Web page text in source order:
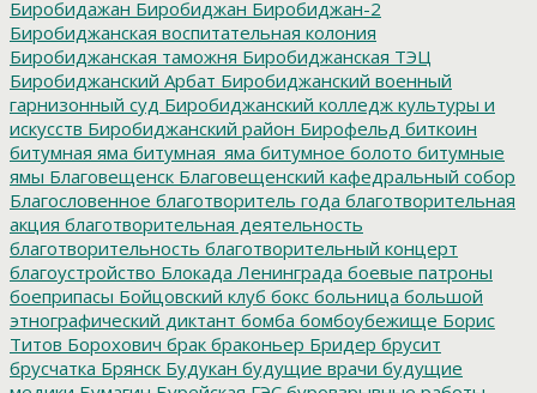
Биробидажан Биробиджан Биробиджан-2
Биробиджанская воспитательная колония
Биробиджанская таможня Биробиджанская ТЭЦ
Биробиджанский Арбат Биробиджанский военный
гарнизонный суд Биробиджанский колледж культуры и
искусств Биробиджанский район Бирофельд биткоин
битумная яма битумная_яма битумное болото битумные
ямы Благовещенск Благовещенский кафедральный собор
Благословенное благотворитель года благотворительная
акция благотворительная деятельность
благотворительность благотворительный концерт
благоустройство Блокада Ленинграда боевые патроны
боеприпасы Бойцовский клуб бокс больница большой
этнографический диктант бомба бомбоубежище Борис
Титов Борохович брак браконьер Бридер брусит
брусчатка Брянск Будукан будущие врачи будущие